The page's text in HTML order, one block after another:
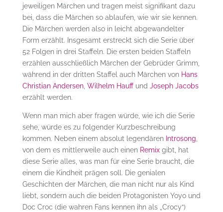
jeweiligen Märchen und tragen meist signifikant dazu
bei, dass die Märchen so ablaufen, wie wir sie kennen.
Die Märchen werden also in leicht abgewandelter
Form erzählt. Insgesamt erstreckt sich die Serie über
52 Folgen in drei Staffeln. Die ersten beiden Staffeln
erzählen ausschließlich Märchen der Gebrüder Grimm,
während in der dritten Staffel auch Märchen von Hans
Christian Andersen, Wilhelm Hauffund Joseph Jacobs
erzählt werden.
Wenn man mich aber fragen würde, wie ich die Serie
sehe, würde es zu folgender Kurzbeschreibung
kommen. Neben einem absolut legendären Introsong,
von dem es mittlerweile auch einen Remixgibt, hat
diese Serie alles, was man für eine Serie braucht, die
einem die Kindheit prägen soll. Die genialen
Geschichten der Märchen, die man nicht nur als Kind
liebt, sondern auch die beiden Protagonisten Yoyo und
Doc Croc (die wahren Fans kennen ihn als „Crocy“)